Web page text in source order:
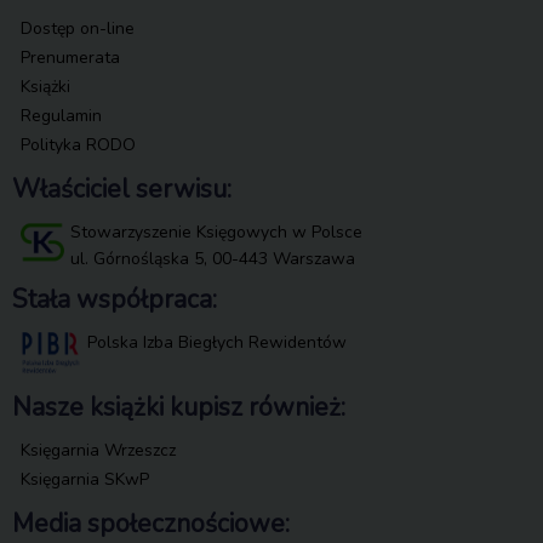
Dostęp on-line
Prenumerata
Książki
Regulamin
Polityka RODO
Właściciel serwisu:
Stowarzyszenie Księgowych w Polsce
ul. Górnośląska 5, 00-443 Warszawa
Stała współpraca:
Polska Izba Biegłych Rewidentów
Nasze książki kupisz również:
Księgarnia Wrzeszcz
Księgarnia SKwP
Media społecznościowe: